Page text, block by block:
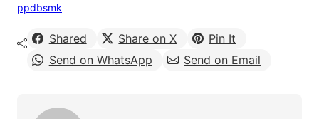
ppdbsmk
Shared Share on X
Pin It
Send on WhatsApp
Send on Email